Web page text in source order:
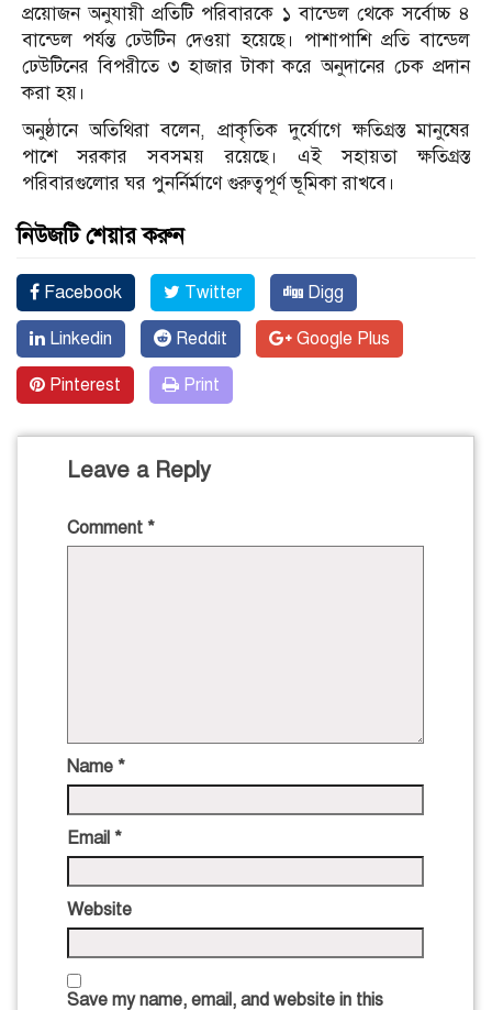
প্রয়োজন অনুযায়ী প্রতিটি পরিবারকে ১ বান্ডেল থেকে সর্বোচ্চ ৪
বান্ডেল পর্যন্ত ঢেউটিন দেওয়া হয়েছে। পাশাপাশি প্রতি বান্ডেল
ঢেউটিনের বিপরীতে ৩ হাজার টাকা করে অনুদানের চেক প্রদান
করা হয়।
অনুষ্ঠানে অতিথিরা বলেন, প্রাকৃতিক দুর্যোগে ক্ষতিগ্রস্ত মানুষের
পাশে সরকার সবসময় রয়েছে। এই সহায়তা ক্ষতিগ্রস্ত
পরিবারগুলোর ঘর পুনর্নির্মাণে গুরুত্বপূর্ণ ভূমিকা রাখবে।
নিউজটি শেয়ার করুন
Facebook Twitter Digg
Linkedin Reddit Google Plus
Pinterest Print
Leave a Reply
Comment *
Name *
Email *
Website
Save my name, email, and website in this